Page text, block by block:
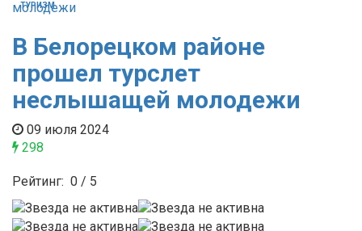
ТУРИЗМ
В Белорецком районе
прошел турслет
неслышащей молодежи
09 июля 2024
298
Рейтинг: 0 / 5